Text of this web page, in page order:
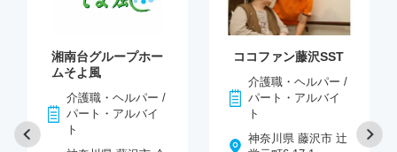
湘南台グループホー
ムそよ風
介護職・ヘルパー /
パート・アルバイ
ト
ココファン藤沢SST
介護職・ヘルパー /
パート・アルバイ
ト
神奈川県 藤沢市 辻